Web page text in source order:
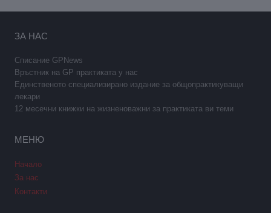
ЗА НАС
Списание GPNews
Връстник на GP практиката у нас
Единственото специализирано издание за общопрактикуващи
лекари
12 месечни книжки на жизненоважни за практиката ви теми
МЕНЮ
Начало
За нас
Контакти